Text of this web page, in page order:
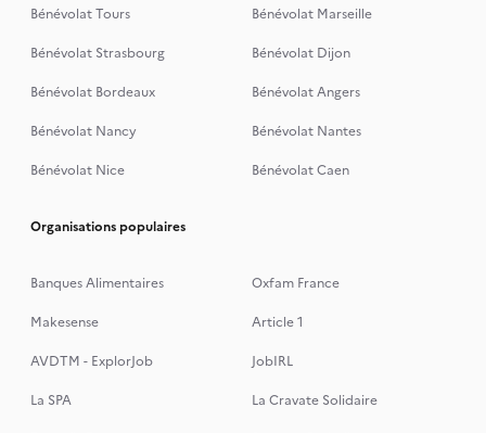
Bénévolat Tours
Bénévolat Marseille
Bénévolat Strasbourg
Bénévolat Dijon
Bénévolat Bordeaux
Bénévolat Angers
Bénévolat Nancy
Bénévolat Nantes
Bénévolat Nice
Bénévolat Caen
Organisations populaires
Banques Alimentaires
Oxfam France
Makesense
Article 1
AVDTM - ExplorJob
JobIRL
La SPA
La Cravate Solidaire